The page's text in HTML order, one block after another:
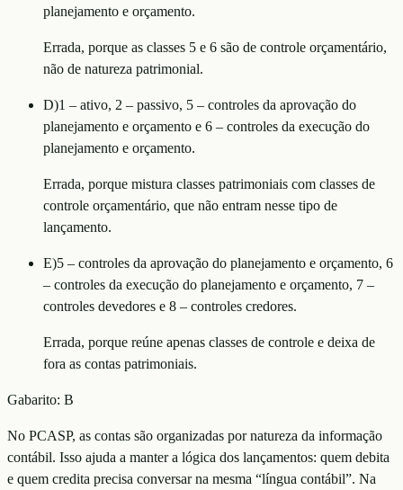
planejamento e orçamento.
Errada, porque as classes 5 e 6 são de controle orçamentário,
não de natureza patrimonial.
D)1 – ativo, 2 – passivo, 5 – controles da aprovação do
planejamento e orçamento e 6 – controles da execução do
planejamento e orçamento.
Errada, porque mistura classes patrimoniais com classes de
controle orçamentário, que não entram nesse tipo de
lançamento.
E)5 – controles da aprovação do planejamento e orçamento, 6
– controles da execução do planejamento e orçamento, 7 –
controles devedores e 8 – controles credores.
Errada, porque reúne apenas classes de controle e deixa de
fora as contas patrimoniais.
Gabarito: B
No PCASP, as contas são organizadas por natureza da informação
contábil. Isso ajuda a manter a lógica dos lançamentos: quem debita
e quem credita precisa conversar na mesma “língua contábil”. Na